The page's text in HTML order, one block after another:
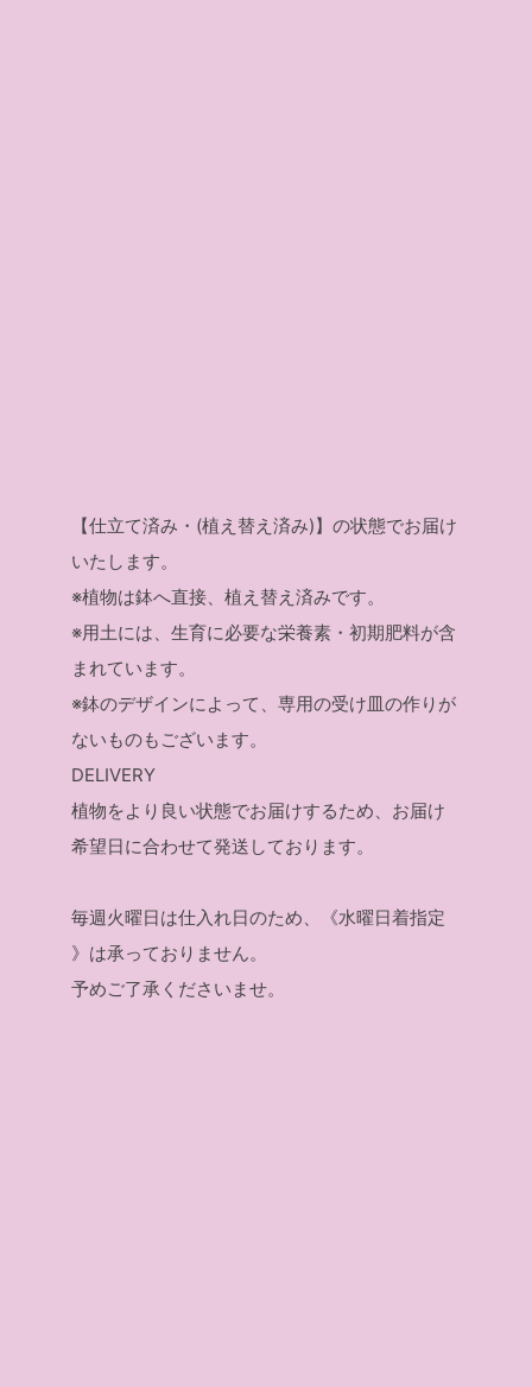
【仕立て済み・(植え替え済み)】の状態でお届け
いたします。
※植物は鉢へ直接、植え替え済みです。
※用土には、生育に必要な栄養素・初期肥料が含
まれています。
※鉢のデザインによって、専用の受け皿の作りが
ないものもございます。
DELIVERY
植物をより良い状態でお届けするため、お届け
希望日に合わせて発送しております。
毎週火曜日は仕入れ日のため、《水曜日着指定
》は承っておりません。
予めご了承くださいませ。